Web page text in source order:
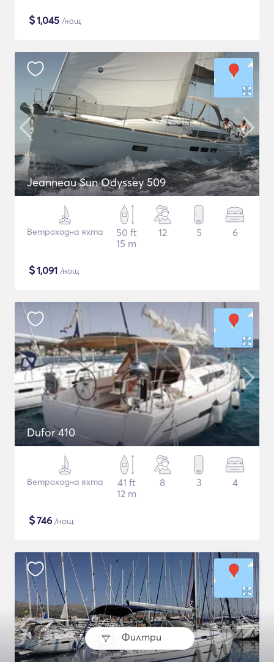
Филтри
$1,045 /нощ
Jeanneau Sun Odyssey 509
Ветроходна яхта
50 ft
15 m
12 5 6
$1,091 /нощ
Dufor 410
Ветроходна яхта
41 ft
12 m
8 3 4
$746 /нощ